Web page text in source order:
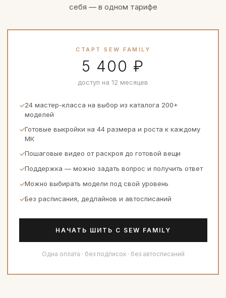
себя — в одном тарифе
СТАРТ SEW FAMILY
5 400 ₽
доступ на 12 месяцев
24 мастер-класса на выбор из каталога 200+
моделей
Готовые выкройки на 44 размера и роста к каждому
МК
Пошаговые видео от раскроя до готовой вещи
Поддержка — можно задать вопрос и получить ответ
Можно выбирать модели под свой уровень
Без расписания, дедлайнов и автосписаний
НАЧАТЬ ШИТЬ С SEW FAMILY
Одна оплата · без подписок · без автосписаний